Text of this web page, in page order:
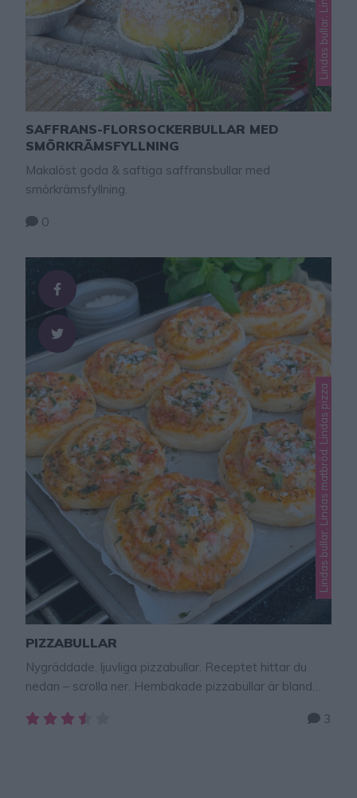
SAFFRANS-FLORSOCKERBULLAR MED
SMÖRKRÄMSFYLLNING
Makalöst goda & saftiga saffransbullar med
smörkrämsfyllning.
0
Lindas bullar, Lindas matbröd, Lindas pizza
PIZZABULLAR
Nygräddade, ljuvliga pizzabullar. Receptet hittar du
nedan – scrolla ner. Hembakade pizzabullar är bland
mellis, till en sallad eller soppa, som tilltugg till en drink 3